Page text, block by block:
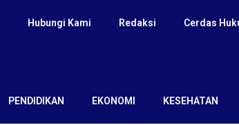
Hubungi Kami Redaksi Cerdas
PENDIDIKAN EKONOMI KESEHATAN